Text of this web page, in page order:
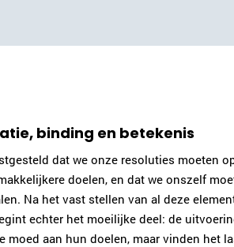
binding en betekenis
dat we onze resoluties moeten
doelen, en dat we onszelf
Na het vast stellen van al deze
echter het moeilijke deel: de
moed aan hun doelen, maar vinden het